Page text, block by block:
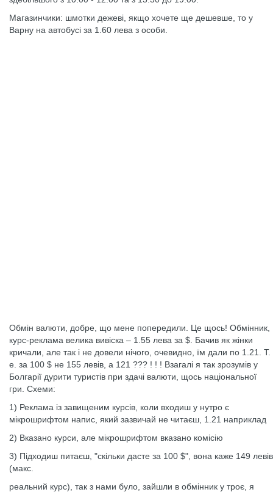
Магазинчики: шмотки дежеві, якщо хочете ще дешевше, то у
Варну на автобусі за 1.60 лева з особи.
Обмін валюти, добре, що мене попередили. Це щось! Обмінник,
курс-реклама велика вивіска – 1.55 лева за $. Бачив як жінки
кричали, але так і не довели нічого, очевидно, їм дали по 1.21. Т.
е. за 100 $ не 155 левів, а 121 ??? ! ! ! Взагалі я так зрозумів у
Болгарії дурити туристів при здачі валюти, щось національної
гри. Схеми:
1) Реклама із завищеним курсів, коли входиш у нутро є
мікрошрифтом напис, який зазвичай не читаєш, 1.21 наприклад
2) Вказано курси, але мікрошрифтом вказано комісію
3) Підходиш питаєш, "скільки дасте за 100 $", вона каже 149 левів
(макс.
реальний курс), так з нами було, зайшли в обмінник у троє, я